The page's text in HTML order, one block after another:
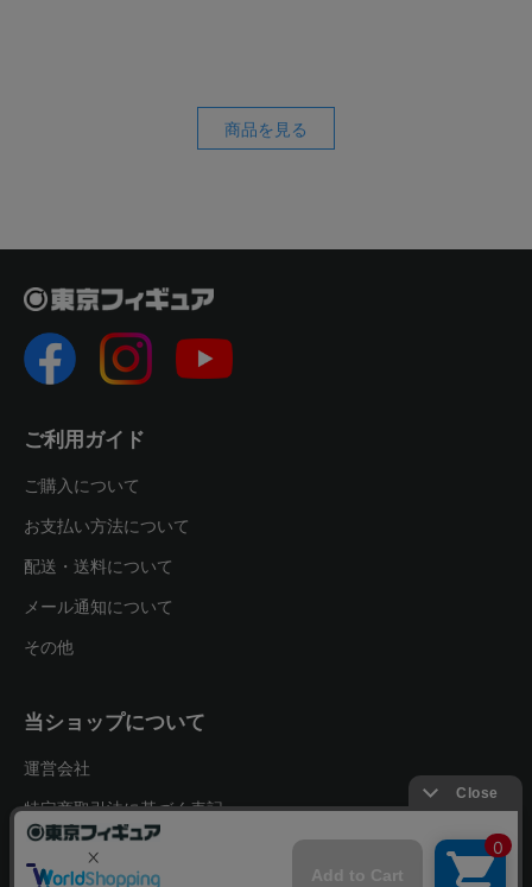
商品を見る
ご利用ガイド
ご購入について
お支払い方法について
配送・送料について
メール通知について
その他
当ショップについて
運営会社
特定商取引法に基づく表記
プライバシーポリシー